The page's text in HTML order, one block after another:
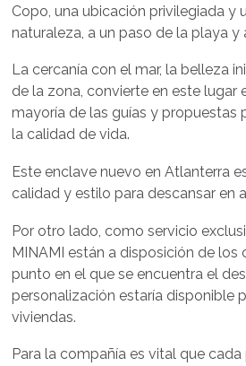
Copo, una ubicación privilegiada y
naturaleza, a un paso de la playa
La cercanía con el mar, la belleza
de la zona, convierte en este lugar
mayoría de las guías y propuestas
la calidad de vida.
Este enclave nuevo en Atlanterra
calidad y estilo para descansar en
Por otro lado, como servicio
MINAMI están a disposición de los
punto en el que se encuentra el
personalización estaría disponible
viviendas.
Para la compañía es vital que